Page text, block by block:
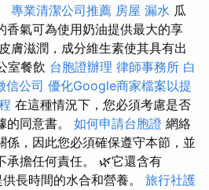
專業清潔公司推薦 房屋 漏水 瓜
香氣可為使用奶油提供最大的享
膚滋潤，成分維生素使其具有出
室餐飲 台胞證辦理 律師事務所 白
信公司 優化Google商家檔案以提
在這種情況下，您必須考慮是否
的同意書。 如何申請台胞證 網絡
係，因此您必須確保遵守本節，並
承擔任何責任。 🌿它還含有
長時間的水合和營養。 旅行社護